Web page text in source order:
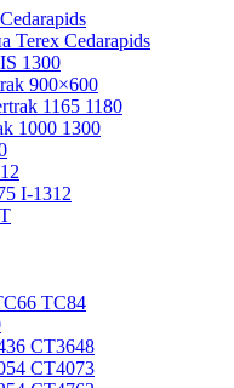
Terex Cedarapids
1300
900×600
1165 1180
1000 1300
I-1312
TC84
CT3648
CT4073